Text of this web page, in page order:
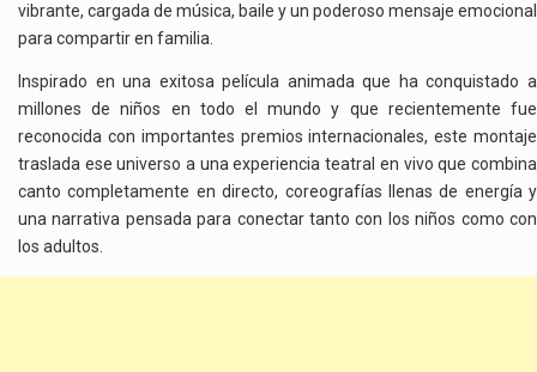
vibrante, cargada de música, baile y un poderoso mensaje emocional
para compartir en familia.
Inspirado en una exitosa película animada que ha conquistado a
millones de niños en todo el mundo y que recientemente fue
reconocida con importantes premios internacionales, este montaje
traslada ese universo a una experiencia teatral en vivo que combina
canto completamente en directo, coreografías llenas de energía y
una narrativa pensada para conectar tanto con los niños como con
los adultos.